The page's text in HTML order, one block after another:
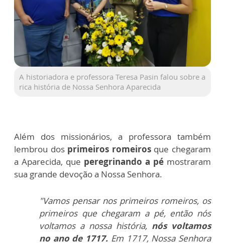
A historiadora e professora Teresa Pasin falou sobre a
rica história de Nossa Senhora Aparecida
Além dos missionários, a professora também
lembrou dos primeiros romeiros que chegaram
a Aparecida, que peregrinando a pé mostraram
sua grande devoção a Nossa Senhora.
"Vamos pensar nos primeiros romeiros, os
primeiros que chegaram a pé, então nós
voltamos a nossa história, nós voltamos
no ano de 1717. Em 1717, Nossa Senhora